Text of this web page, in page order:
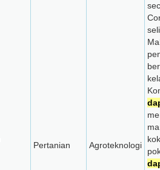
Pertanian Agroteknologi